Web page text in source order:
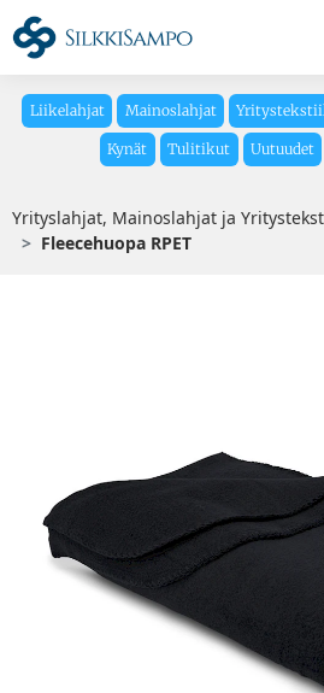
Liikelahjat Mainoslahjat
Kynät Tulitikut Uutuudet
Yrityslahjat, Mainoslahjat ja
Fleecehuopa RPET